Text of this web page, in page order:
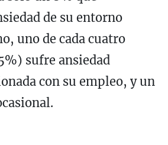
de su entorno
uno de cada cuatro
sufre ansiedad
con su empleo, y un